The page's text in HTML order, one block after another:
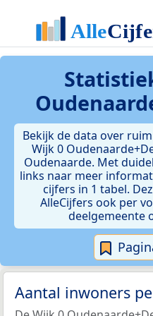
Bekijk de data over
Wijk 0
Oudenaarde. Met
links naar meer
cijfers in 1 tabel.
AlleCijfers ook per
deelgemeente
Aantal inwoners